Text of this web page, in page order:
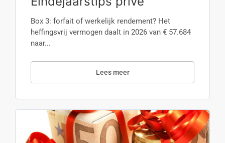
Box 3: forfait of werkelijk rendement? Het
heffingsvrij vermogen daalt in 2026 van € 57.684
naar...
Lees meer